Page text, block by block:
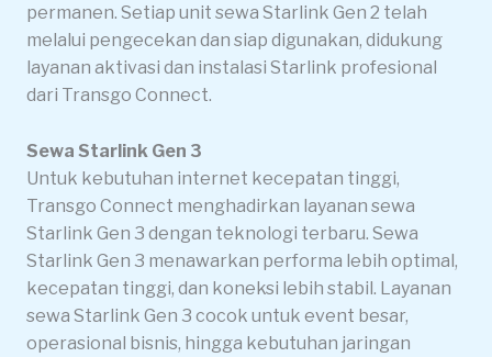
permanen. Setiap unit sewa Starlink Gen 2 telah
melalui pengecekan dan siap digunakan, didukung
layanan aktivasi dan instalasi Starlink profesional
dari Transgo Connect.
Sewa Starlink Gen 3
Untuk kebutuhan internet kecepatan tinggi,
Transgo Connect menghadirkan layanan sewa
Starlink Gen 3 dengan teknologi terbaru. Sewa
Starlink Gen 3 menawarkan performa lebih optimal,
kecepatan tinggi, dan koneksi lebih stabil. Layanan
sewa Starlink Gen 3 cocok untuk event besar,
operasional bisnis, hingga kebutuhan jaringan